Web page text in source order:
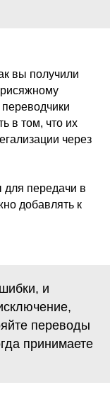
вы получили
в том, что их
через
для передачи в
добавлять к
и
переводы
принимаете